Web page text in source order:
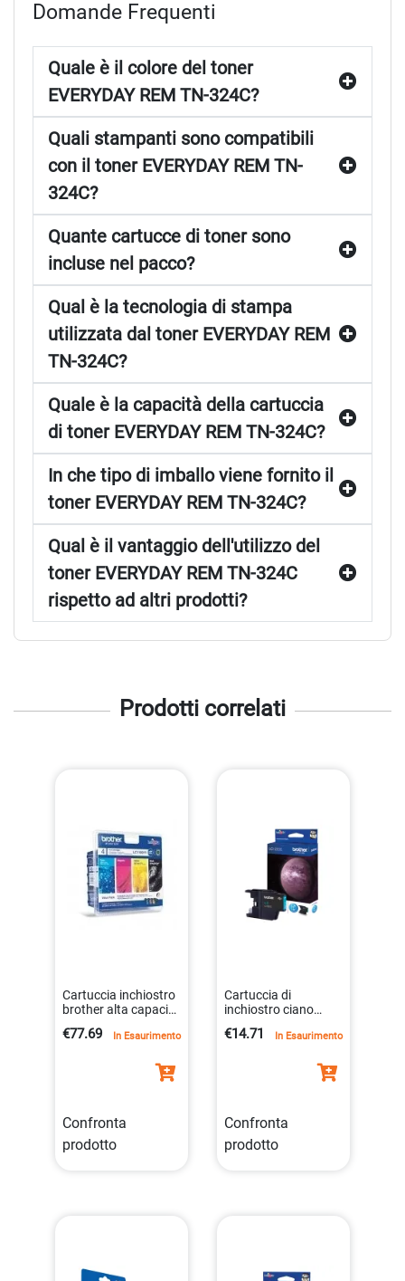
Quale è il colore del toner
EVERYDAY REM TN-324C?
Quali stampanti sono compatibili
con il toner EVERYDAY REM TN-
324C?
Quante cartucce di toner sono
incluse nel pacco?
Qual è la tecnologia di stampa
utilizzata dal toner EVERYDAY REM
TN-324C?
Quale è la capacità della cartuccia
di toner EVERYDAY REM TN-324C?
In che tipo di imballo viene fornito il
toner EVERYDAY REM TN-324C?
Qual è il vantaggio dell'utilizzo del
toner EVERYDAY REM TN-324C
rispetto ad altri prodotti?
Prodotti correlati
brother alta capacità
per dcp-6690cw e
mfc serie
5014047561566
€77.69
Confronta
prodotto
inchiostro ciano
standard per
stampanti brother
€14.71
Confronta
prodotto